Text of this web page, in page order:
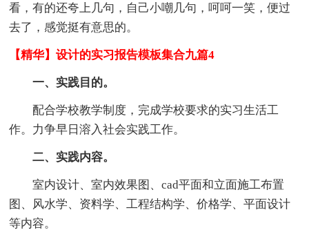
看，有的还夸上几句，自己小嘲几句，呵呵一笑，便过
去了，感觉挺有意思的。
【精华】设计的实习报告模板集合九篇4
一、实践目的。
配合学校教学制度，完成学校要求的实习生活工
作。力争早日溶入社会实践工作。
二、实践内容。
室内设计、室内效果图、cad平面和立面施工布置
图、风水学、资料学、工程结构学、价格学、平面设计
等内容。